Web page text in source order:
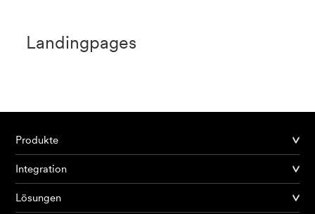
Landingpages
Produkte
Integration
Lösungen